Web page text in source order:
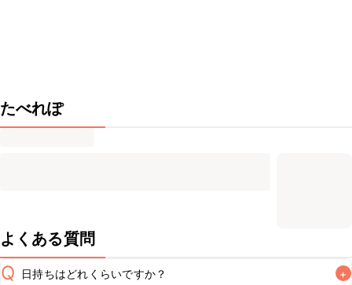
たべれぽ
よくある質問
Q 日持ちはどれくらいですか？ +